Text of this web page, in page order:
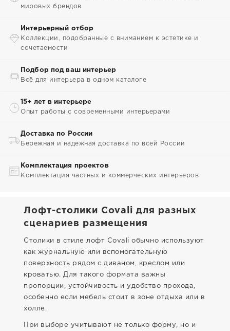
мировых брендов
Интерьерный отбор
Коллекции, подобранные с вниманием к эстетике и
сочетаемости
Подбор под ваш интерьер
Всё для интерьера в одном каталоге
15+ лет в интерьере
Опыт работы с современными интерьерами
Доставка по России
Бережная и надежная доставка по всей России
Комплектация проектов
Комплектация частных и коммерческих интерьеров
Лофт-столики Covali для разных
сценариев размещения
Столики в стиле лофт Covali обычно используют
как журнальную или вспомогательную
поверхность рядом с диваном, креслом или
кроватью. Для такого формата важны
пропорции, устойчивость и удобство прохода,
особенно если мебель стоит в зоне отдыха или в
холле.
При выборе учитывают не только форму, но и